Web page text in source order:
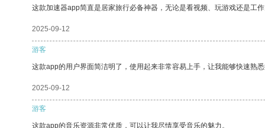
这款加速器app简直是居家旅行必备神器，无论是看视频、玩游戏还是工
2025-09-12
游客
这款app的用户界面简洁明了，使用起来非常容易上手，让我能够快速熟
2025-09-12
游客
这款app的音乐资源非常优质，可以让我尽情享受音乐的魅力。